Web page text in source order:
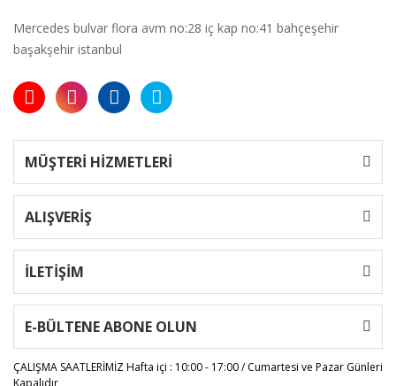
Mercedes bulvar flora avm no:28 iç kap no:41 bahçeşehir
başakşehir istanbul
MÜŞTERİ HİZMETLERİ
ALIŞVERİŞ
İLETİŞİM
E-BÜLTENE ABONE OLUN
ÇALIŞMA SAATLERİMİZHafta içi : 10:00 - 17:00 / Cumartesi ve Pazar Günleri
Kapalıdır